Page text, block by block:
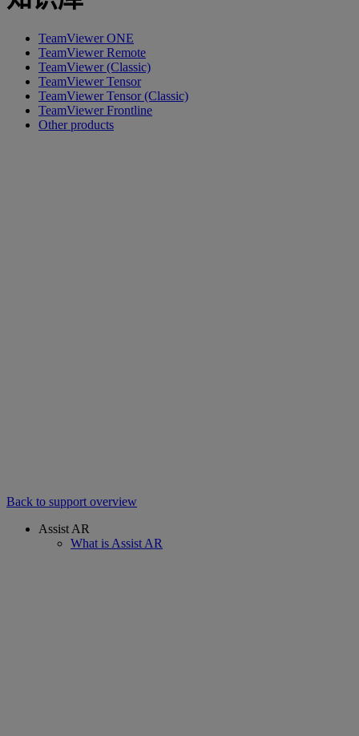
TeamViewer ONE
TeamViewer Remote
TeamViewer (Classic)
TeamViewer Tensor
TeamViewer Tensor (Classic)
TeamViewer Frontline
Other products
Back to support overview
Assist AR
What is Assist AR